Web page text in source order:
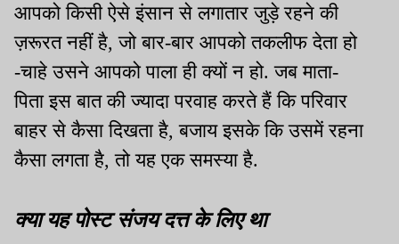
आपको किसी ऐसे इंसान से लगातार जुड़े रहने की
ज़रूरत नहीं है, जो बार-बार आपको तकलीफ देता हो
-चाहे उसने आपको पाला ही क्यों न हो. जब माता-
पिता इस बात की ज्यादा परवाह करते हैं कि परिवार
बाहर से कैसा दिखता है, बजाय इसके कि उसमें रहना
कैसा लगता है, तो यह एक समस्या है.
क्या यह पोस्ट संजय दत्त के लिए था